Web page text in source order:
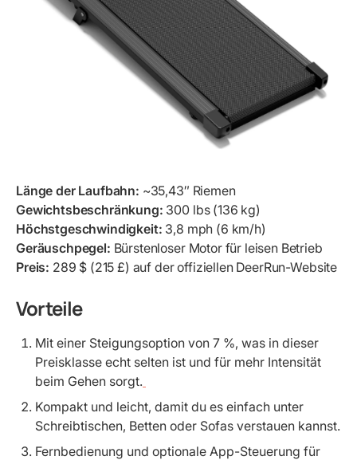
Länge der Laufbahn: ~35,43″ Riemen
Gewichtsbeschränkung: 300 lbs (136 kg)
Höchstgeschwindigkeit: 3,8 mph (6 km/h)
Geräuschpegel: Bürstenloser Motor für leisen Betrieb
Preis: 289 $ (215 £) auf der offiziellen DeerRun-Website
Vorteile
Mit einer Steigungsoption von 7 %, was in dieser
Preisklasse echt selten ist und für mehr Intensität
beim Gehen sorgt.
Kompakt und leicht, damit du es einfach unter
Schreibtischen, Betten oder Sofas verstauen kannst.
Fernbedienung und optionale App-Steuerung für